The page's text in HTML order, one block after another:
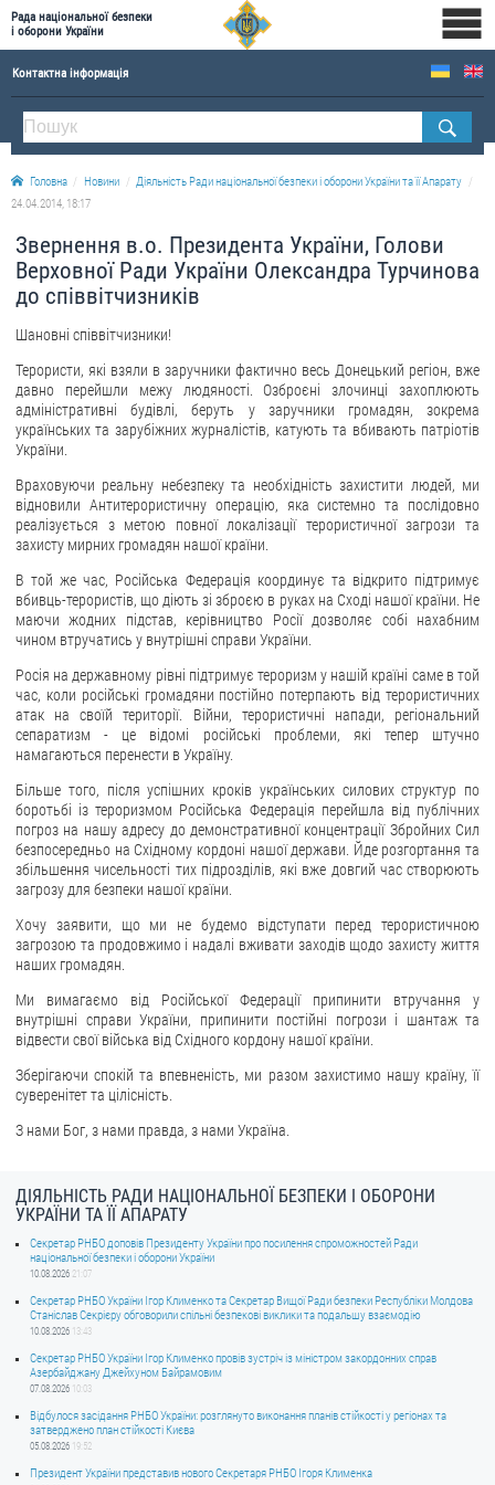
Рада національної безпеки
і оборони України
Контактна інформація
ПРО РНБОУ
Склад Ради національної безпеки і оборони України
Апарат Ради національної безпеки і оборони України
Історична довідка про діяльність Ради національної безпеки і оборони України
ОФІЦІЙНІ ДОКУМЕНТИ
Новини
Drone Deals
Фотогалерея
Відеогалерея
ЗВЕРНЕННЯ ГРОМАДЯН
Звернення громадян
Електронне звернення
ДОСТУП ДО ПУБЛІЧНОЇ ІНФОРМАЦІЇ
Організація доступу до публічної інформації
Запит на отримання публічної інформації
Облік публічної інформації
Питання запобігання корупції
Публічні закупівлі
Внутрішній аудит
ДЕРЖАВНИЙ РЕЄСТР САНКЦІЙ
Головна Новини
Діяльність Ради національної безпеки і оборони України та її Апарату
24.04.2014, 18:17
Звернення в.о. Президента України, Голови
Верховної Ради України Олександра Турчинова
до співвітчизників
Шановні співвітчизники!
Терористи, які взяли в заручники фактично весь Донецький регіон, вже
давно перейшли межу людяності. Озброєні злочинці захоплюють
адміністративні будівлі, беруть у заручники громадян, зокрема
українських та зарубіжних журналістів, катують та вбивають патріотів
України.
Враховуючи реальну небезпеку та необхідність захистити людей, ми
відновили Антитерористичну операцію, яка системно та послідовно
реалізується з метою повної локалізації терористичної загрози та
захисту мирних громадян нашої країни.
В той же час, Російська Федерація координує та відкрито підтримує
вбивць-терористів, що діють зі зброєю в руках на Сході нашої країни. Не
маючи жодних підстав, керівництво Росії дозволяє собі нахабним
чином втручатись у внутрішні справи України.
Росія на державному рівні підтримує тероризм у нашій країні саме в той
час, коли російські громадяни постійно потерпають від терористичних
атак на своїй території. Війни, терористичні напади, регіональний
сепаратизм - це відомі російські проблеми, які тепер штучно
намагаються перенести в Україну.
Більше того, після успішних кроків українських силових структур по
боротьбі із тероризмом Російська Федерація перейшла від публічних
погроз на нашу адресу до демонстративної концентрації Збройних Сил
безпосередньо на Східному кордоні нашої держави. Йде розгортання та
збільшення чисельності тих підрозділів, які вже довгий час створюють
загрозу для безпеки нашої країни.
Хочу заявити, що ми не будемо відступати перед терористичною
загрозою та продовжимо і надалі вживати заходів щодо захисту життя
наших громадян.
Ми вимагаємо від Російської Федерації припинити втручання у
внутрішні справи України, припинити постійні погрози і шантаж та
відвести свої війська від Східного кордону нашої країни.
Зберігаючи спокій та впевненість, ми разом захистимо нашу країну, її
суверенітет та цілісність.
З нами Бог, з нами правда, з нами Україна.
ДІЯЛЬНІСТЬ РАДИ НАЦІОНАЛЬНОЇ БЕЗПЕКИ І ОБОРОНИ
УКРАЇНИ ТА ЇЇ АПАРАТУ
Секретар РНБО доповів Президенту України про посилення спроможностей Ради
національної безпеки і оборони України
10.08.2026 21:07
Секретар РНБО України Ігор Клименко та Секретар Вищої Ради безпеки Республіки Молдова
Станіслав Секрієру обговорили спільні безпекові виклики та подальшу взаємодію
10.08.2026 13:43
Секретар РНБО України Ігор Клименко провів зустріч із міністром закордонних справ
Азербайджану Джейхуном Байрамовим
07.08.2026 10:03
Відбулося засідання РНБО України: розглянуто виконання планів стійкості у регіонах та
затверджено план стійкості Києва
05.08.2026 19:52
Президент України представив нового Секретаря РНБО Ігоря Клименка